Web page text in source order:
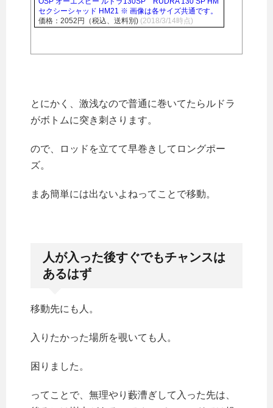
セクシーシャッド HM21 ※ 画像は各サイズ共通です。
価格：2052円（税込、送料別) (2018/3/14時点)
とにかく、激浅なので普通に巻いてたらルドラ
がボトムに突き刺さります。
ので、ロッドを立てて早巻きしてロングポー
ズ。
まあ簡単には出ないよねってことで移動。
人が入った後すぐでもチャンスは
あるはず
移動先にも人。
入りたかった場所を覗いても人。
困りました。
ってことで、無理やり藪漕ぎして入った先は、